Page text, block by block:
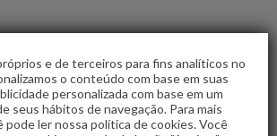
e de terceiros para fins analíticos no
o conteúdo com base em suas
personalizada com base em um
seus hábitos de navegação. Para mais
pode ler nossa política de cookies. Você
INFORMAÇOES